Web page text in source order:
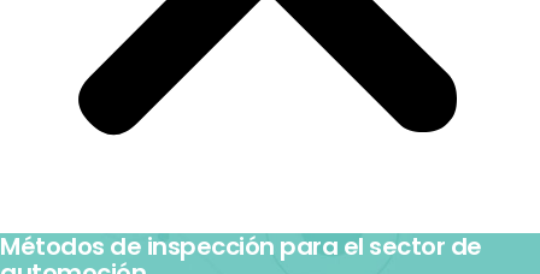
Métodos de inspección para el sector de